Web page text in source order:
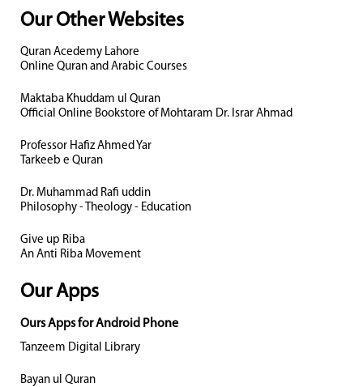
Our Other Websites
Quran Acedemy Lahore
Online Quran and Arabic Courses
Maktaba Khuddam ul Quran
Official Online Bookstore of Mohtaram Dr. Israr Ahmad
Professor Hafiz Ahmed Yar
Tarkeeb e Quran
Dr. Muhammad Rafi uddin
Philosophy - Theology - Education
Give up Riba
An Anti Riba Movement
Our Apps
Ours Apps for Android Phone
Tanzeem Digital Library
Bayan ul Quran